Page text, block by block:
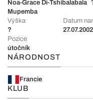
Noa-Grace Di-Tshibalabala
Mupemba
Výška
?
Datum
27.07.2002
Pozice
útočník
NÁRODNOST
Francie
KLUB